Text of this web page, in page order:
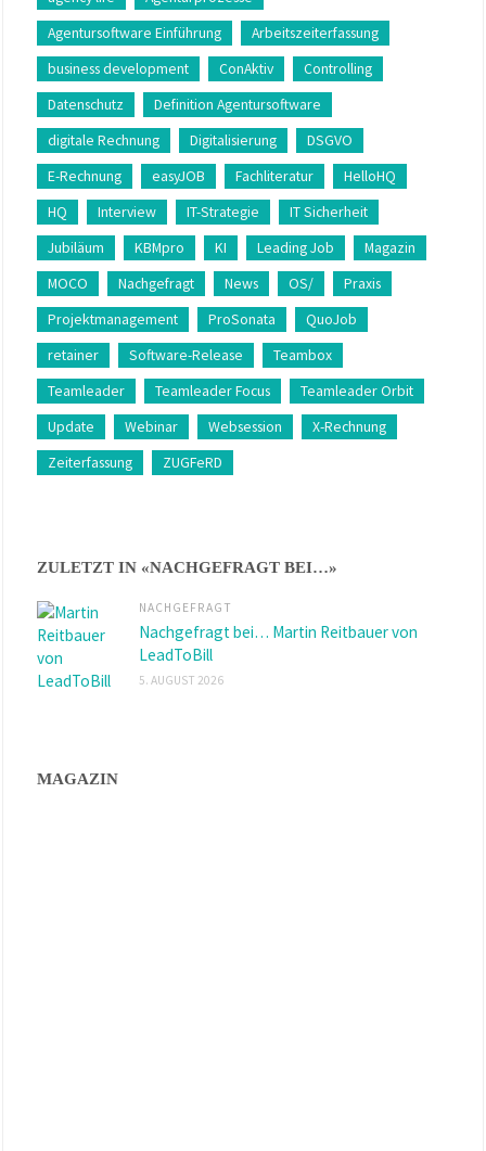
Agentursoftware Einführung
Arbeitszeiterfassung
business development
ConAktiv
Controlling
Datenschutz
Definition Agentursoftware
digitale Rechnung
Digitalisierung
DSGVO
E-Rechnung
easyJOB Fachliteratur
HelloHQ
HQ
Interview IT-Strategie
IT Sicherheit
Jubiläum
KBMpro KI Leading Job
Magazin
MOCO
Nachgefragt News OS/
Praxis
Projektmanagement
ProSonata
QuoJob
retainer
Software-Release
Teambox
Teamleader
Teamleader Focus
Teamleader Orbit
Update
Webinar Websession
X-Rechnung
Zeiterfassung
ZUGFeRD
ZULETZT IN «NACHGEFRAGT BEI…»
NACHGEFRAGT
Nachgefragt bei… Martin Reitbauer von
LeadToBill
5. AUGUST 2026
MAGAZIN